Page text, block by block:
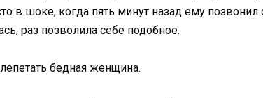
в шоке, когда пять минут назад ему
раз позволила себе подобное.
бедная женщина.